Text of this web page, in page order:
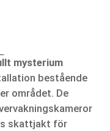
mysterium
bestående
området. De
skattjakt för